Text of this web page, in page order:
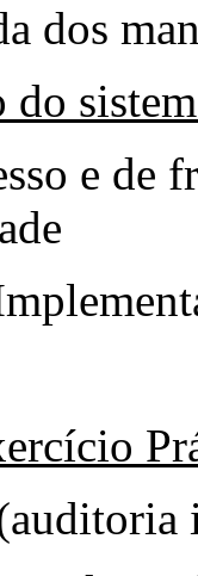
dos
e de